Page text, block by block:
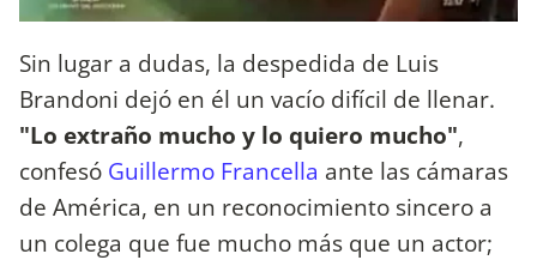
Sin lugar a dudas, la despedida de Luis
Brandoni dejó en él un vacío difícil de llenar.
"Lo extraño mucho y lo quiero mucho",
confesó Guillermo Francella ante las cámaras
de América, en un reconocimiento sincero a
un colega que fue mucho más que un actor;